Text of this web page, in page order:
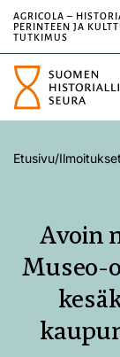
AGRICOLA –
PERINTEEN JA
TUTKIMUS
Etusivu/Ilmoitukset
Avoin
Museo-